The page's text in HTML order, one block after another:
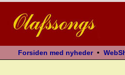
Forsiden med nyheder•